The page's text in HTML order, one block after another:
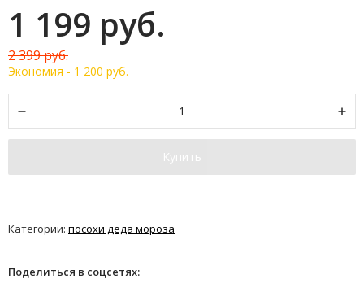
1 199 руб.
2 399 руб.
Экономия - 1 200 руб.
Купить
Категории: посохи деда мороза
Поделиться в соцсетях: